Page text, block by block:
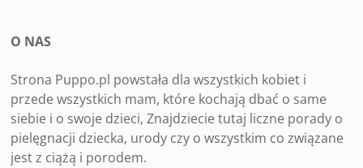
O NAS
Strona Puppo.pl powstała dla wszystkich kobiet i
przede wszystkich mam, które kochają dbać o same
siebie i o swoje dzieci, Znajdziecie tutaj liczne porady o
pielęgnacji dziecka, urody czy o wszystkim co związane
jest z ciążą i porodem.